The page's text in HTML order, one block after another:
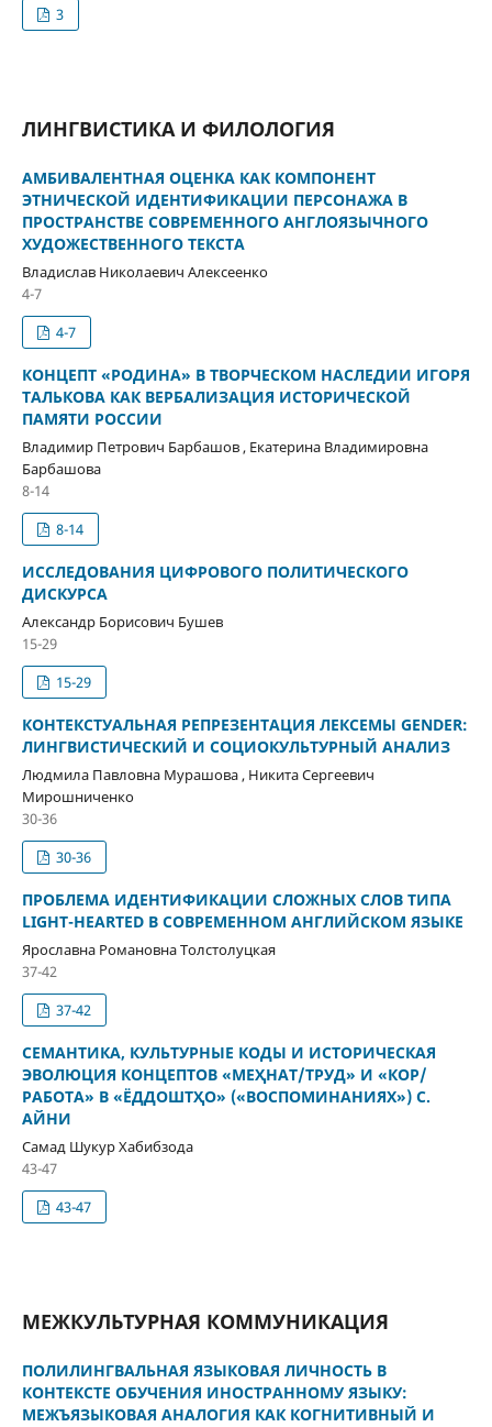
3
ЛИНГВИСТИКА И ФИЛОЛОГИЯ
АМБИВАЛЕНТНАЯ ОЦЕНКА КАК КОМПОНЕНТ
ЭТНИЧЕСКОЙ ИДЕНТИФИКАЦИИ ПЕРСОНАЖА В
ПРОСТРАНСТВЕ СОВРЕМЕННОГО АНГЛОЯЗЫЧНОГО
ХУДОЖЕСТВЕННОГО ТЕКСТА
Владислав Николаевич Алексеенко
4-7
4-7
КОНЦЕПТ «РОДИНА» В ТВОРЧЕСКОМ НАСЛЕДИИ ИГОРЯ
ТАЛЬКОВА КАК ВЕРБАЛИЗАЦИЯ ИСТОРИЧЕСКОЙ
ПАМЯТИ РОССИИ
Владимир Петрович Барбашов , Екатерина Владимировна
Барбашова
8-14
8-14
ИССЛЕДОВАНИЯ ЦИФРОВОГО ПОЛИТИЧЕСКОГО
ДИСКУРСА
Александр Борисович Бушев
15-29
15-29
КОНТЕКСТУАЛЬНАЯ РЕПРЕЗЕНТАЦИЯ ЛЕКСЕМЫ GENDER:
ЛИНГВИСТИЧЕСКИЙ И СОЦИОКУЛЬТУРНЫЙ АНАЛИЗ
Людмила Павловна Мурашова , Никита Сергеевич
Мирошниченко
30-36
30-36
ПРОБЛЕМА ИДЕНТИФИКАЦИИ СЛОЖНЫХ СЛОВ ТИПА
LIGHT-HEARTED В СОВРЕМЕННОМ АНГЛИЙСКОМ ЯЗЫКЕ
Ярославна Романовна Толстолуцкая
37-42
37-42
СЕМАНТИКА, КУЛЬТУРНЫЕ КОДЫ И ИСТОРИЧЕСКАЯ
ЭВОЛЮЦИЯ КОНЦЕПТОВ «МЕҲНАТ/ТРУД» И «КОР/
РАБОТА» В «ЁДДОШТҲО» («ВОСПОМИНАНИЯХ») С.
АЙНИ
Самад Шукур Хабибзода
43-47
43-47
МЕЖКУЛЬТУРНАЯ КОММУНИКАЦИЯ
ПОЛИЛИНГВАЛЬНАЯ ЯЗЫКОВАЯ ЛИЧНОСТЬ В
КОНТЕКСТЕ ОБУЧЕНИЯ ИНОСТРАННОМУ ЯЗЫКУ:
МЕЖЪЯЗЫКОВАЯ АНАЛОГИЯ КАК КОГНИТИВНЫЙ И